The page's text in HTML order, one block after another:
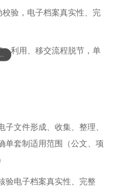
验，电子档案真实性、完
利用、移交流程脱节，单
子文件形成、收集、整理、
单套制适用范围（公文、项
验电子档案真实性、完整
的产品么？